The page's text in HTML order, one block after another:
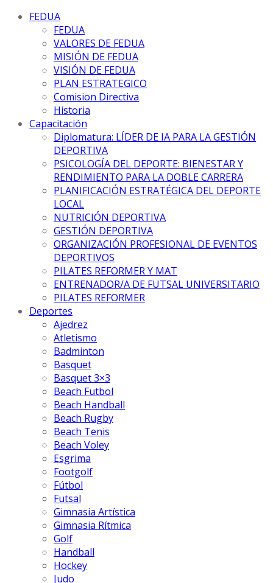
FEDUA
FEDUA
VALORES DE FEDUA
MISIÓN DE FEDUA
VISIÓN DE FEDUA
PLAN ESTRATEGICO
Comision Directiva
Historia
Capacitación
Diplomatura: LÍDER DE IA PARA LA GESTIÓN
DEPORTIVA
PSICOLOGÍA DEL DEPORTE: BIENESTAR Y
RENDIMIENTO PARA LA DOBLE CARRERA
PLANIFICACIÓN ESTRATÉGICA DEL DEPORTE
LOCAL
NUTRICIÓN DEPORTIVA
GESTIÓN DEPORTIVA
ORGANIZACIÓN PROFESIONAL DE EVENTOS
DEPORTIVOS
PILATES REFORMER Y MAT
ENTRENADOR/A DE FUTSAL UNIVERSITARIO
PILATES REFORMER
Deportes
Ajedrez
Atletismo
Badminton
Basquet
Basquet 3×3
Beach Futbol
Beach Handball
Beach Rugby
Beach Tenis
Beach Voley
Esgrima
Footgolf
Fútbol
Futsal
Gimnasia Artística
Gimnasia Rítmica
Golf
Handball
Hockey
Judo